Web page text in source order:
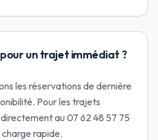
un trajet immédiat ?
les réservations de dernière
Pour les trajets
au 07 62 48 57 75
rapide.